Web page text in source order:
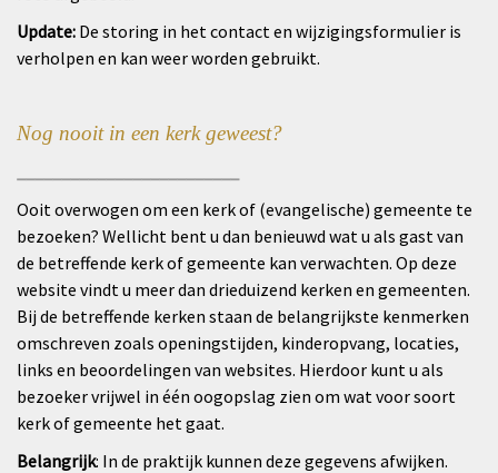
Update: De storing in het contact en wijzigingsformulier is
verholpen en kan weer worden gebruikt.
Nog nooit in een kerk geweest?
Ooit overwogen om een kerk of (evangelische) gemeente te
bezoeken? Wellicht bent u dan benieuwd wat u als gast van
de betreffende kerk of gemeente kan verwachten. Op deze
website vindt u meer dan drieduizend kerken en gemeenten.
Bij de betreffende kerken staan de belangrijkste kenmerken
omschreven zoals openingstijden, kinderopvang, locaties,
links en beoordelingen van websites. Hierdoor kunt u als
bezoeker vrijwel in één oogopslag zien om wat voor soort
kerk of gemeente het gaat.
Belangrijk: In de praktijk kunnen deze gegevens afwijken.